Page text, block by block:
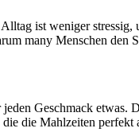
ist weniger stressig,
many Menschen den
Geschmack
die Mahlzeiten perfekt